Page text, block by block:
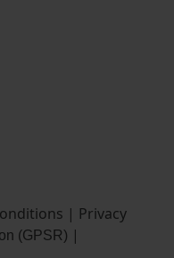
| Privacy
(GPSR) |